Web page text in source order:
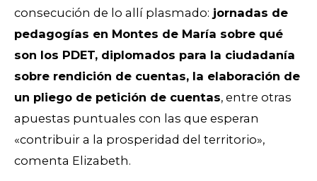
consecución de lo allí plasmado: jornadas de
pedagogías en Montes de María sobre qué
son los PDET, diplomados para la ciudadanía
sobre rendición de cuentas, la elaboración de
un pliego de petición de cuentas, entre otras
apuestas puntuales con las que esperan
«contribuir a la prosperidad del territorio»,
comenta Elizabeth.